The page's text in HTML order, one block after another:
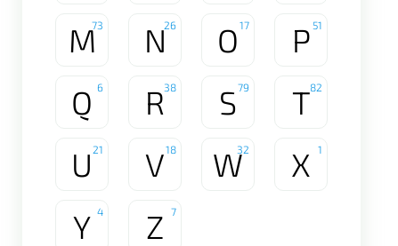
M73 N26 O 17 P 51
Q 6 R38 S79 T82
U 21 V18 W32 X 1
Y 4 Z 7